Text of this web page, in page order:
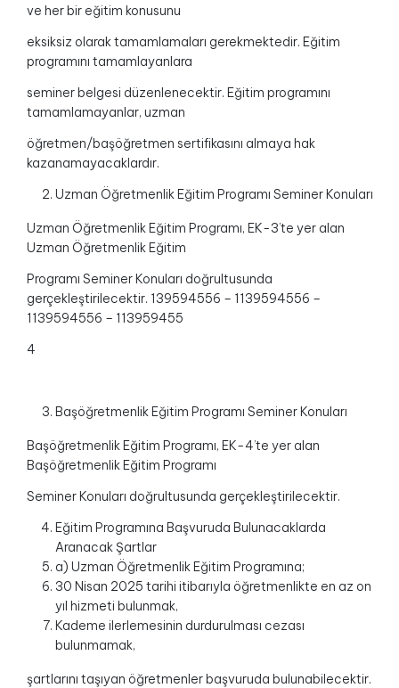
ve her bir eğitim konusunu
eksiksiz olarak tamamlamaları gerekmektedir. Eğitim
programını tamamlayanlara
seminer belgesi düzenlenecektir. Eğitim programını
tamamlamayanlar, uzman
öğretmen/başöğretmen sertifikasını almaya hak
kazanamayacaklardır.
Uzman Öğretmenlik Eğitim Programı Seminer Konuları
Uzman Öğretmenlik Eğitim Programı, EK-3’te yer alan
Uzman Öğretmenlik Eğitim
Programı Seminer Konuları doğrultusunda
gerçekleştirilecektir. 139594556 – 1139594556 –
1139594556 – 113959455
4
Başöğretmenlik Eğitim Programı Seminer Konuları
Başöğretmenlik Eğitim Programı, EK-4’te yer alan
Başöğretmenlik Eğitim Programı
Seminer Konuları doğrultusunda gerçekleştirilecektir.
Eğitim Programına Başvuruda Bulunacaklarda
Aranacak Şartlar
a) Uzman Öğretmenlik Eğitim Programına;
30 Nisan 2025 tarihi itibarıyla öğretmenlikte en az on
yıl hizmeti bulunmak,
Kademe ilerlemesinin durdurulması cezası
bulunmamak,
şartlarını taşıyan öğretmenler başvuruda bulunabilecektir.